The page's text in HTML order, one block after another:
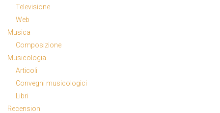
Televisione
Web
Musica
Composizione
Musicologia
Articoli
Convegni musicologici
Libri
Recensioni